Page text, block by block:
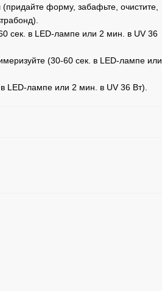
форму, забафьте, очистите,
сек. в LED-лампе или 2 мин. в UV 36
(30-60 сек. в LED-лампе или
LED-лампе или 2 мин. в UV 36 Вт).